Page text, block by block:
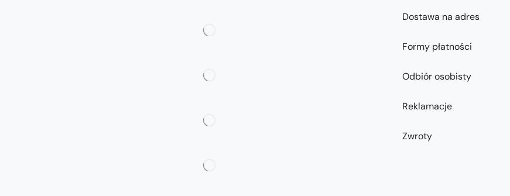
Dostawa na adres
Formy płatności
Odbiór osobisty
Reklamacje
Zwroty